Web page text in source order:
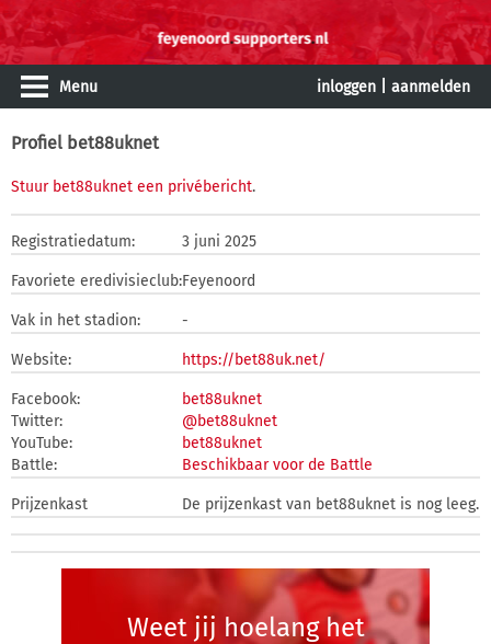
Menu inloggen aanmelden
Profiel bet88uknet
Stuur bet88uknet een privébericht.
Registratiedatum: 3 juni 2025
Favoriete eredivisieclub:Feyenoord
Vak in het stadion: -
Website: https://bet88uk.net/
Facebook:
bet88uknet
Twitter:
@bet88uknet
YouTube:
bet88uknet
Battle:
Beschikbaar voor de Battle
Prijzenkast De prijzenkast van bet88uknet is nog leeg.
Weet jij hoelang het